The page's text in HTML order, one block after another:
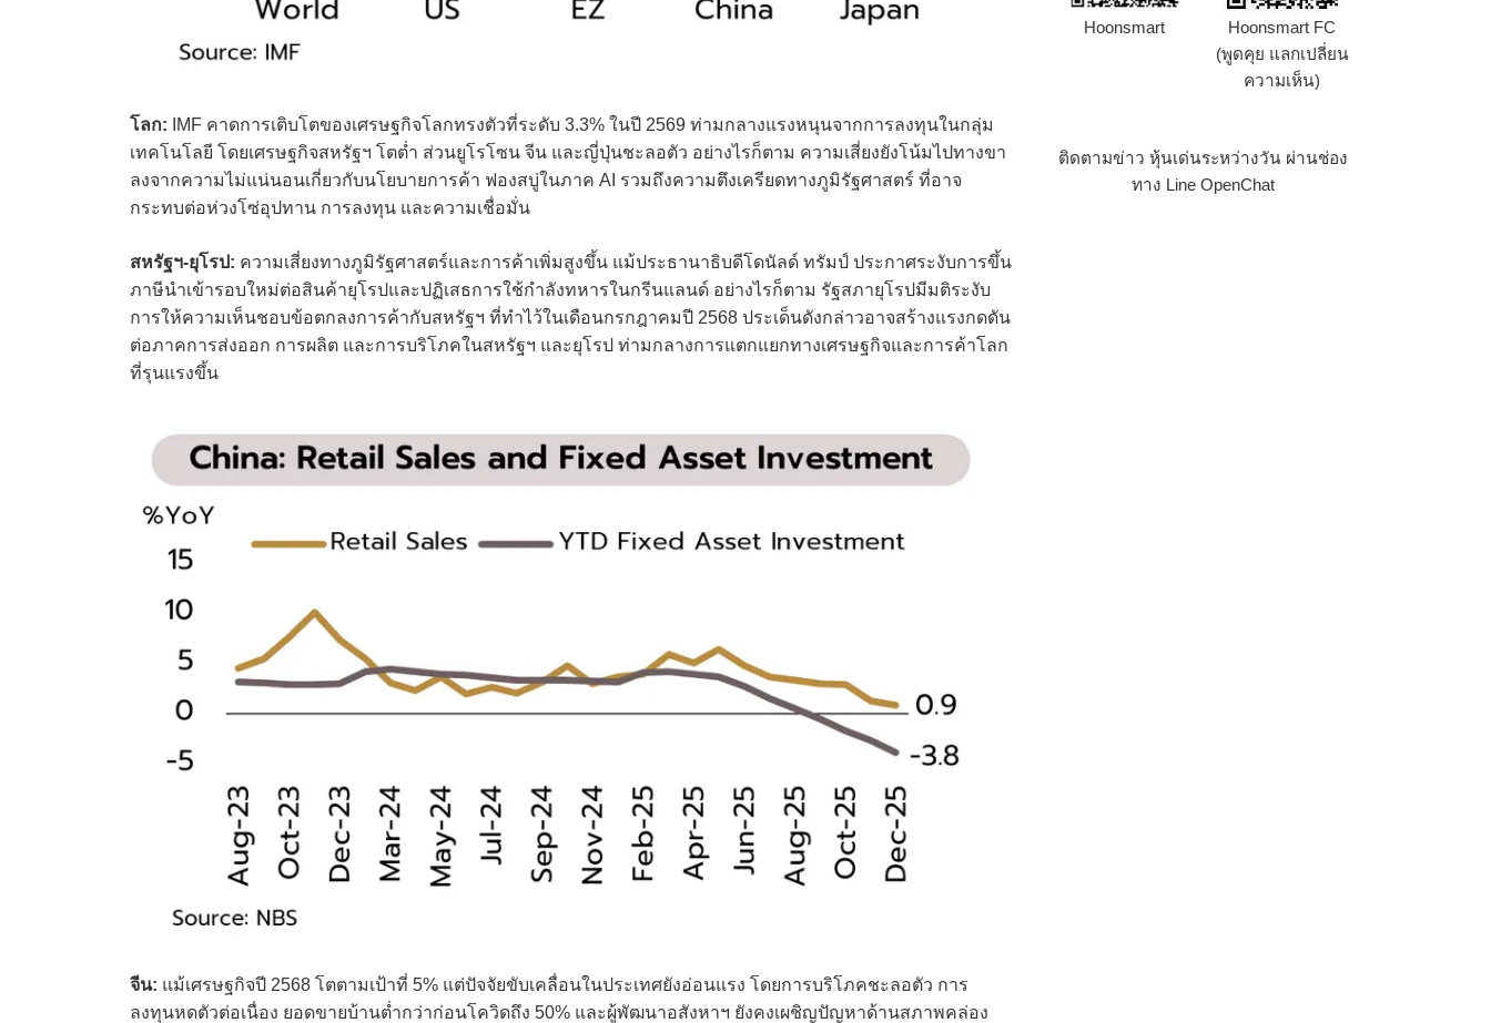
โลก: IMF คาดการเติบโตของเศรษฐกิจโลกทรงตัวที่ระดับ 3.3% ในปี 2569 ท่ามกลางแรงหนุนจากการลงทุนในกลุ่ม
เทคโนโลยี โดยเศรษฐกิจสหรัฐฯ โตต่ำ ส่วนยูโรโซน จีน และญี่ปุ่นชะลอตัว อย่างไรก็ตาม ความเสี่ยงยังโน้มไปทางขา
ลงจากความไม่แน่นอนเกี่ยวกับนโยบายการค้า ฟองสบู่ในภาค AI รวมถึงความตึงเครียดทางภูมิรัฐศาสตร์ ที่อาจ
กระทบต่อห่วงโซ่อุปทาน การลงทุน และความเชื่อมั่น
สหรัฐฯ-ยุโรป: ความเสี่ยงทางภูมิรัฐศาสตร์และการค้าเพิ่มสูงขึ้น แม้ประธานาธิบดีโดนัลด์ ทรัมป์ ประกาศระงับการขึ้น
ภาษีนำเข้ารอบใหม่ต่อสินค้ายุโรปและปฏิเสธการใช้กำลังทหารในกรีนแลนด์ อย่างไรก็ตาม รัฐสภายุโรปมีมติระงับ
การให้ความเห็นชอบข้อตกลงการค้ากับสหรัฐฯ ที่ทำไว้ในเดือนกรกฎาคมปี 2568 ประเด็นดังกล่าวอาจสร้างแรงกดดัน
ต่อภาคการส่งออก การผลิต และการบริโภคในสหรัฐฯ และยุโรป ท่ามกลางการแตกแยกทางเศรษฐกิจและการค้าโลก
ที่รุนแรงขึ้น
จีน: แม้เศรษฐกิจปี 2568 โตตามเป้าที่ 5% แต่ปัจจัยขับเคลื่อนในประเทศยังอ่อนแรง โดยการบริโภคชะลอตัว การ
ลงทุนหดตัวต่อเนื่อง ยอดขายบ้านต่ำกว่าก่อนโควิดถึง 50% และผู้พัฒนาอสังหาฯ ยังคงเผชิญปัญหาด้านสภาพคล่อง
Hoonsmart
Hoonsmart FC
(พูดคุย แลกเปลี่ยน
ความเห็น)
ติดตามข่าว หุ้นเด่นระหว่างวัน ผ่านช่อง
ทาง Line OpenChat